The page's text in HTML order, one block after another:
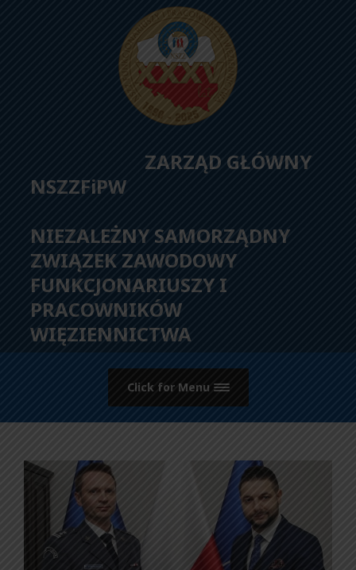
ZARZĄD GŁÓWNY
NSZZFiPW
NIEZALEŻNY SAMORZĄDNY
ZWIĄZEK ZAWODOWY
FUNKCJONARIUSZY I
PRACOWNIKÓW
WIĘZIENNICTWA
Click for Menu